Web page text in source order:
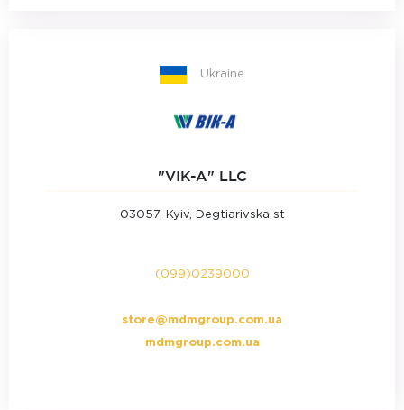
Ukraine
"VIK-A" LLC
03057, Kyiv, Degtiarivska st
(099)0239000
store@mdmgroup.com.ua
mdmgroup.com.ua